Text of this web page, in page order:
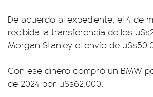
De acuerdo al expediente, el 4 de
recibida la transferencia de los
Morgan Stanley el envío de
Con ese dinero compró un BMW
de 2024 por u$s62.000.